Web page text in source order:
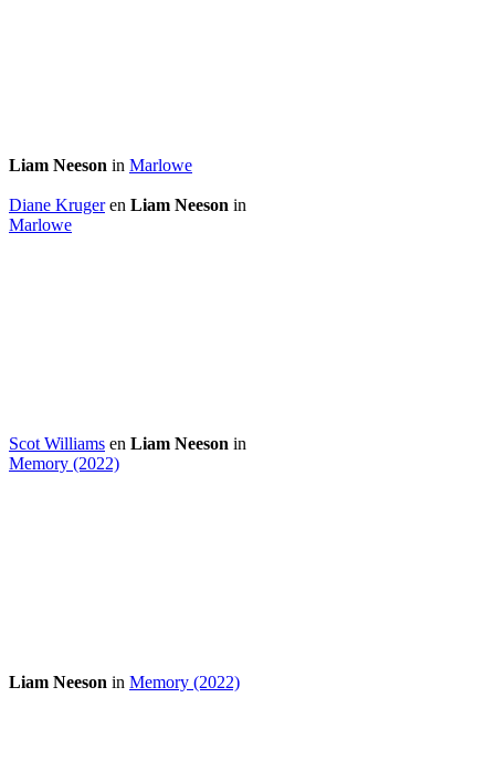
Liam Neeson in Marlowe
Diane Krugeren Liam Neeson in
Marlowe
Scot Williams en Liam Neeson in
Memory (2022)
Liam Neeson in Memory (2022)